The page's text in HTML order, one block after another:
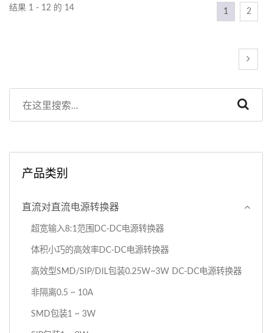
结果 1 - 12 的 14 1 2
产品类别
直流对直流电源转换器
超宽输入8:1范围DC-DC电源转换器
体积小巧的高效率DC-DC电源转换器
高效型SMD/SIP/DIL包装0.25W~3W DC-DC电源转换器
非隔离0.5 ~ 10A
SMD包装1 ~ 3W